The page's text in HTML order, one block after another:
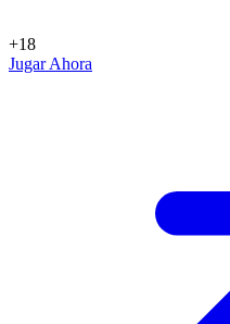
+18
Jugar Ahora